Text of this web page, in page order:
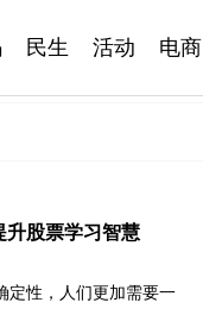
民生 活动 电商
升股票学习智慧
定性，人们更加需要一